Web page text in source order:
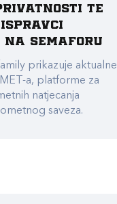
te
na Semaforu
prikazuje aktualne
a, platforme za
natjecanja
saveza.